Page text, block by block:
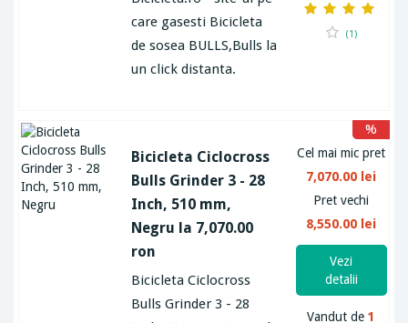
care gasesti Bicicleta
de sosea BULLS,Bulls la
un click distanta.
(1)
Bicicleta Ciclocross
Bulls Grinder 3 - 28
Inch, 510 mm,
Negru la 7,070.00
ron
Bicicleta Ciclocross
Bulls Grinder 3 - 28
Cel mai mic pret
7,070.00 lei
Pret vechi
8,550.00 lei
%
Vezi
detalii
Vandut de1